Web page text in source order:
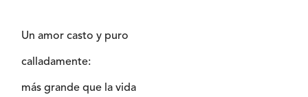
Un amor casto y puro
calladamente:
más grande que la vida